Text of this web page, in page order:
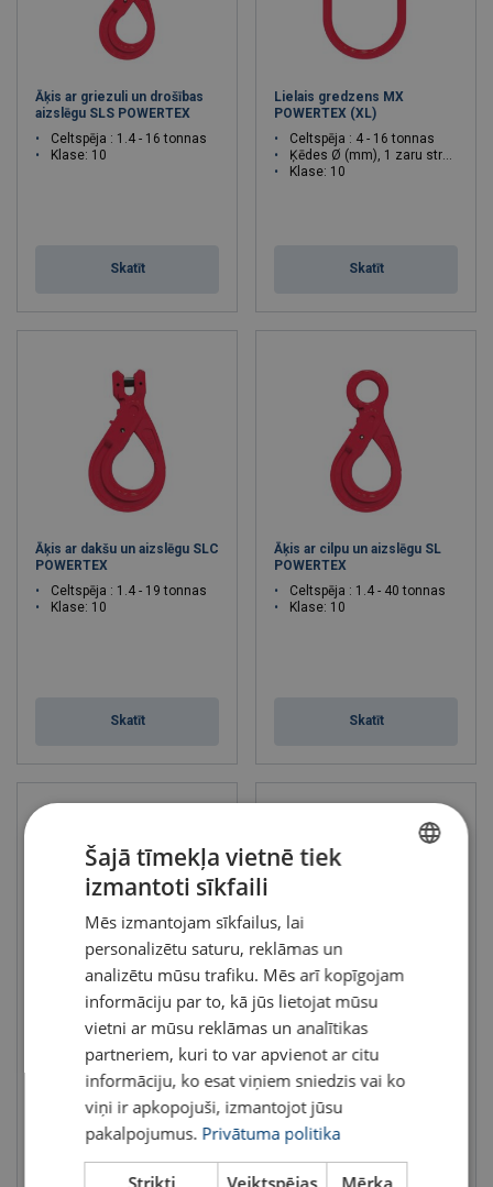
Āķis ar griezuli un drošības
aizslēgu SLS POWERTEX
Celtspēja : 1.4 - 16 tonnas
Klase: 10
Skatīt
Lielais gredzens MX
POWERTEX (XL)
Celtspēja : 4 - 16 tonnas
Ķēdes Ø (mm), 1 zaru stropei: 10 - 20
Klase: 10
Skatīt
Āķis ar dakšu un aizslēgu SLC
POWERTEX
Celtspēja : 1.4 - 19 tonnas
Klase: 10
Skatīt
Āķis ar cilpu un aizslēgu SL
POWERTEX
Celtspēja : 1.4 - 40 tonnas
Klase: 10
Skatīt
Gredzens 1-2 zaru stropēm
Ķēdes Ø (mm), 1 zaru stropei: 6 - 36
Ķēdes Ø (mm), 2 zaru stropei: 6 - 32
Gredzens 3-4 zaru stropēm
MA POWERTEX
Ķēdes Ø (mm), 3-4 zaru stropei: 6 - 22
Klase: 10
Skatīt
ENGLISH TRANSLATION
Šajā tīmekļa vietnē tiek
izmantoti sīkfaili
Mēs izmantojam sīkfailus, lai
personalizētu saturu, reklāmas un
analizētu mūsu trafiku. Mēs arī kopīgojam
informāciju par to, kā jūs lietojat mūsu
vietni ar mūsu reklāmas un analītikas
partneriem, kuri to var apvienot ar citu
informāciju, ko esat viņiem sniedzis vai ko
viņi ir apkopojuši, izmantojot jūsu
pakalpojumus. Privātuma politika
Strikti Veiktspējas Mērķa